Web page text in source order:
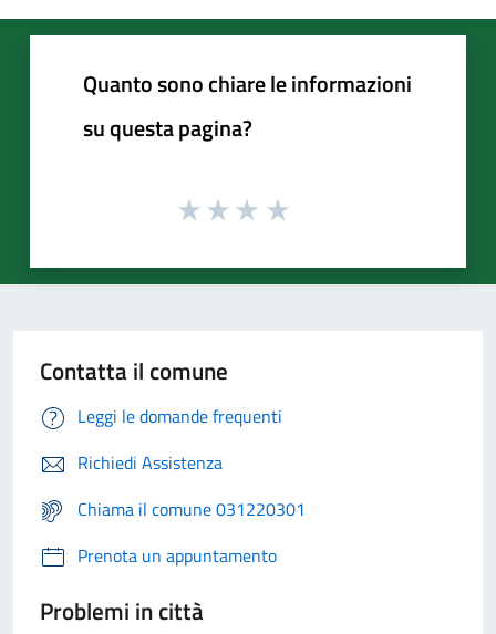
Quanto sono chiare le informazioni
su questa pagina?
Contatta il comune
Leggi le domande frequenti
Richiedi Assistenza
Chiama il comune 031220301
Prenota un appuntamento
Problemi in città